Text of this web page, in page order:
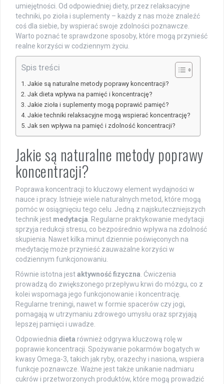
umiejętności. Od odpowiedniej diety, przez relaksacyjne
techniki, po zioła i suplementy – każdy z nas może znaleźć
coś dla siebie, by wspierać swoje zdolności poznawcze.
Warto poznać te sprawdzone sposoby, które mogą przynieść
realne korzyści w codziennym życiu.
Spis treści
Jakie są naturalne metody poprawy koncentracji?
Jak dieta wpływa na pamięć i koncentrację?
Jakie zioła i suplementy mogą poprawić pamięć?
Jakie techniki relaksacyjne mogą wspierać koncentrację?
Jak sen wpływa na pamięć i zdolność koncentracji?
Jakie są naturalne metody poprawy
koncentracji?
Poprawa koncentracji to kluczowy element wydajności w
nauce i pracy. Istnieje wiele naturalnych metod, które mogą
pomóc w osiągnięciu tego celu. Jedną z najskuteczniejszych
technik jest medytacja . Regularne praktykowanie medytacji
sprzyja redukcji stresu, co bezpośrednio wpływa na zdolność
skupienia. Nawet kilka minut dziennie poświęconych na
medytację może przynieść zauważalne korzyści w
codziennym funkcjonowaniu.
Równie istotna jestaktywność fizyczna . Ćwiczenia
prowadzą do zwiększonego przepływu krwi do mózgu, co z
kolei wspomaga jego funkcjonowanie i koncentrację.
Regularne treningi, nawet w formie spacerów czy jogi,
pomagają w utrzymaniu zdrowego umysłu oraz sprzyjają
lepszej pamięci i uwadze.
Odpowiednia dieta również odgrywa kluczową rolę w
poprawie koncentracji. Spożywanie pokarmów bogatych w
kwasy Omega-3, takich jak ryby, orazechy i nasiona, wspiera
funkcje poznawcze. Ważne jest także unikanie nadmiaru
cukrów i przetworzonych produktów, które mogą prowadzić